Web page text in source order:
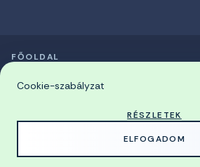
© 2026 Miskolci Egyetem
FŐOLDAL
Cookie-szabályzat
RÉSZLETEK
ELFOGADOM